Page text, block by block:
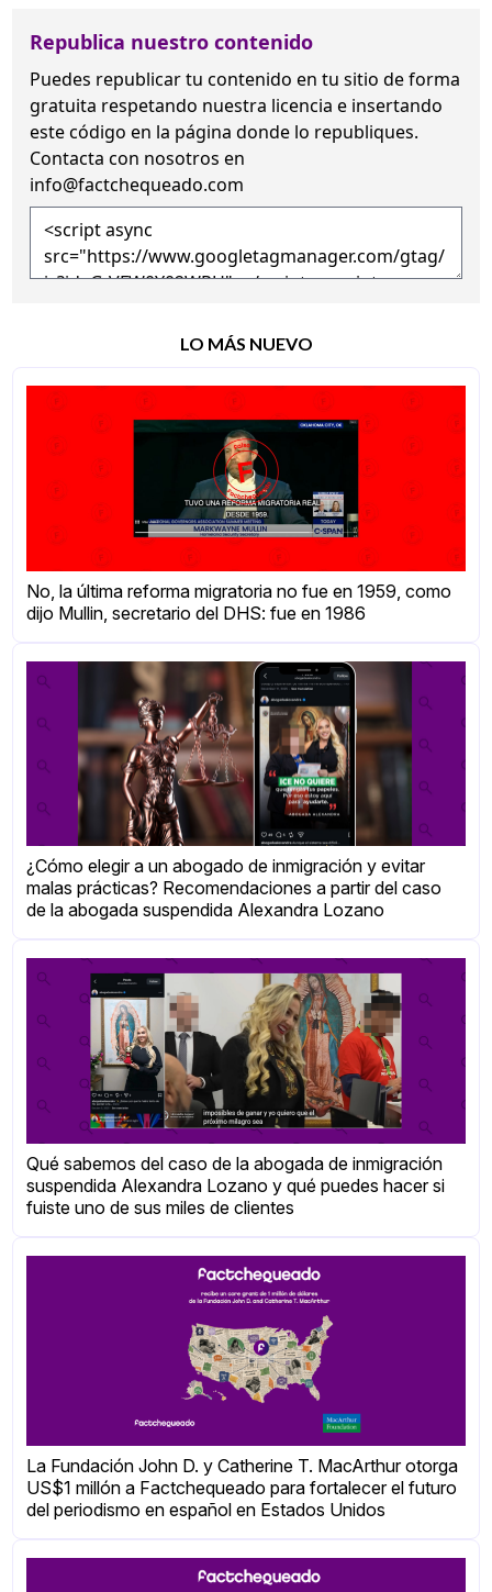
Republica nuestro contenido
Puedes republicar tu contenido en tu sitio de forma
gratuita respetando nuestra licencia e insertando
este código en la página donde lo republiques.
Contacta con nosotros en
info@factchequeado.com
LO MÁS NUEVO
No, la última reforma migratoria no fue en 1959, como
dijo Mullin, secretario del DHS: fue en 1986
¿Cómo elegir a un abogado de inmigración y evitar
malas prácticas? Recomendaciones a partir del caso
de la abogada suspendida Alexandra Lozano
Qué sabemos del caso de la abogada de inmigración
suspendida Alexandra Lozano y qué puedes hacer si
fuiste uno de sus miles de clientes
La Fundación John D. y Catherine T. MacArthur otorga
US$1 millón a Factchequeado para fortalecer el futuro
del periodismo en español en Estados Unidos